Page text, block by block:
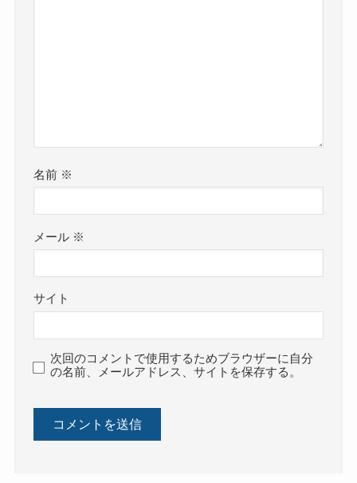
名前 ※
メール ※
サイト
次回のコメントで使用するためブラウザーに自分
の名前、メールアドレス、サイトを保存する。